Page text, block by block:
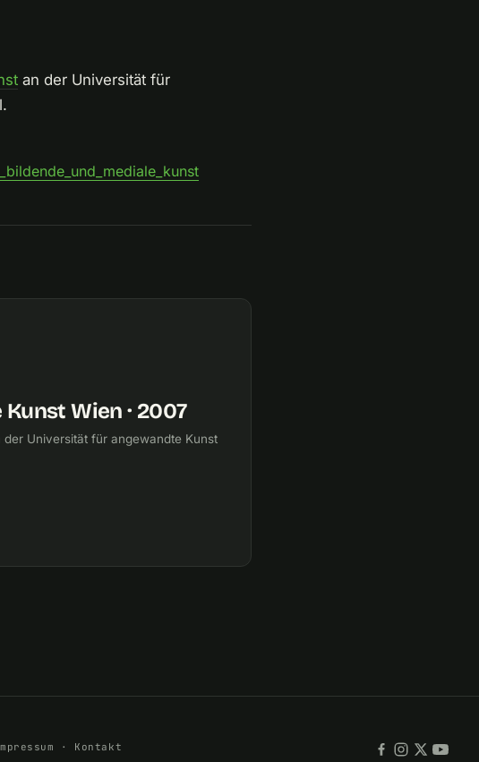
an der Universität für
Wien · 2007
der Universität für angewandte Kunst
· Kontakt